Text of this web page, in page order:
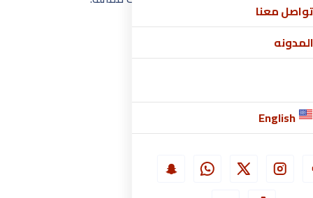
تواصل معنا
المدونه
English